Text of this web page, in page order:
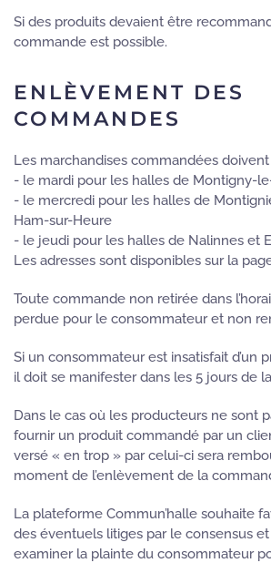
Si des produits devaient être
commande est possible.
ENLÈVEMENT DES
COMMANDES
Les marchandises commandées
- le mardi pour les halles de Montigny-
- le mercredi pour les halles de
Ham-sur-Heure
- le jeudi pour les halles de Nalinnes et
Les adresses sont disponibles sur la
Toute commande non retirée dans
perdue pour le consommateur et non
Si un consommateur est insatisfait d’un
il doit se manifester dans les 5 jours de
Dans le cas où les producteurs ne sont
fournir un produit commandé par un
versé « en trop » par celui-ci sera
moment de l’enlèvement de la
La plateforme Commun’halle souhaite
des éventuels litiges par le consensus et
examiner la plainte du consommateur